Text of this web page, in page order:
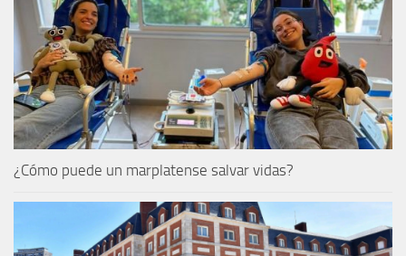
¿Cómo puede un marplatense salvar vidas?